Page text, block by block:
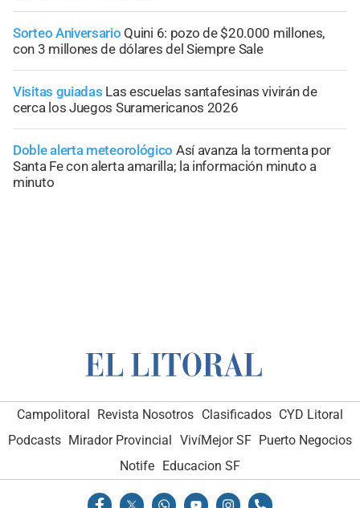
Sorteo Aniversario Quini 6: pozo de $20.000 millones,
con 3 millones de dólares del Siempre Sale
Visitas guiadas Las escuelas santafesinas vivirán de
cerca los Juegos Suramericanos 2026
Doble alerta meteorológico Así avanza la tormenta por
Santa Fe con alerta amarilla; la información minuto a
minuto
Campolitoral Revista Nosotros Clasificados CYD Litoral
Podcasts Mirador Provincial VivíMejor SF Puerto Negocios
Notife
Educacion SF